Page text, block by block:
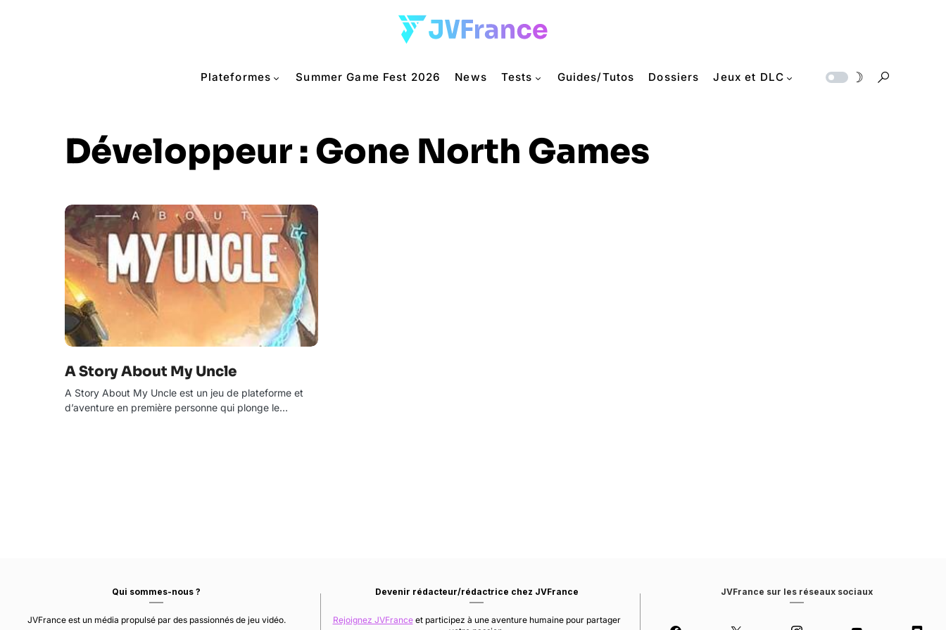
Plateformes Summer Game Fest 2026 News Tests Guides/Tutos Dossiers Jeux et DLC
Développeur :Gone North Games
A Story About My Uncle
A Story About My Uncle est un jeu de plateforme et
d’aventure en première personne qui plonge le…
Qui sommes-nous ?
JVFrance est un média propulsé par des passionnés de jeu vidéo.
Devenir rédacteur/rédactrice chez JVFrance
Rejoignez JVFranceet participez à une aventure humaine pour partager
JVFrance sur les réseaux sociaux